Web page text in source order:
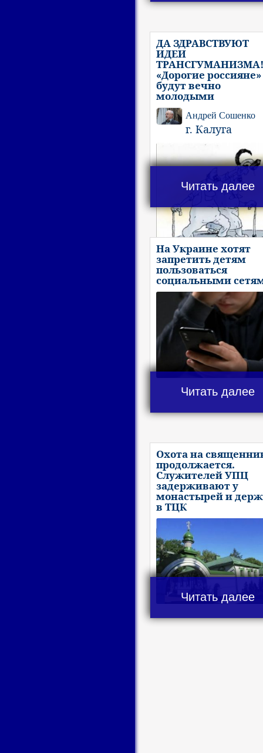
ДА ЗДРАВСТВУЮТ
ИДЕИ
«Дорогие россияне»
будут вечно
молодыми
Андрей Сошенко
г. Калуга
Читать далее
На Украине хотят
запретить детям
пользоваться
социальными
Читать далее
Охота на
продолжается.
Служителей УПЦ
задерживают у
монастырей и
в ТЦК
Читать далее